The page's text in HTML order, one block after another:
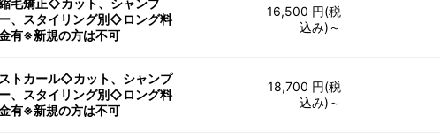
毛矯正◇カット、シャンプ
ー、スタイリング別◇ロング料
有※新規の方は不可
16,500 円(税
込み)～
ストカール◇カット、シャンプ
ー、スタイリング別◇ロング料
有※新規の方は不可
18,700 円(税
込み)～